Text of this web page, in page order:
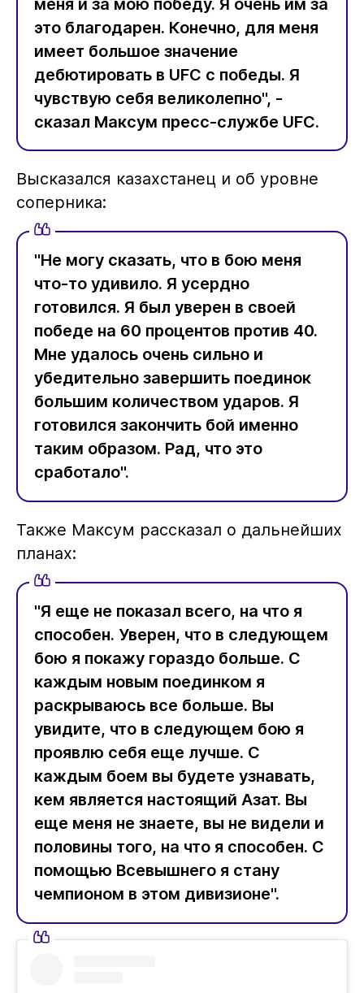
это благодарен. Конечно, для меня
имеет большое значение
дебютировать в UFC с победы. Я
чувствую себя великолепно", -
сказал Максум пресс-службе UFC.
Высказался казахстанец и об уровне
соперника:
"Не могу сказать, что в бою меня
что-то удивило. Я усердно
готовился. Я был уверен в своей
победе на 60 процентов против 40.
Мне удалось очень сильно и
убедительно завершить поединок
большим количеством ударов. Я
готовился закончить бой именно
таким образом. Рад, что это
сработало".
Также Максум рассказал о дальнейших
планах:
"Я еще не показал всего, на что я
способен. Уверен, что в следующем
бою я покажу гораздо больше. С
каждым новым поединком я
раскрываюсь все больше. Вы
увидите, что в следующем бою я
проявлю себя еще лучше. С
каждым боем вы будете узнавать,
кем является настоящий Азат. Вы
еще меня не знаете, вы не видели и
половины того, на что я способен. С
помощью Всевышнего я стану
чемпионом в этом дивизионе".